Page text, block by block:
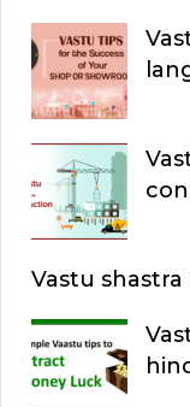
c
h
f
o
r
Vastu